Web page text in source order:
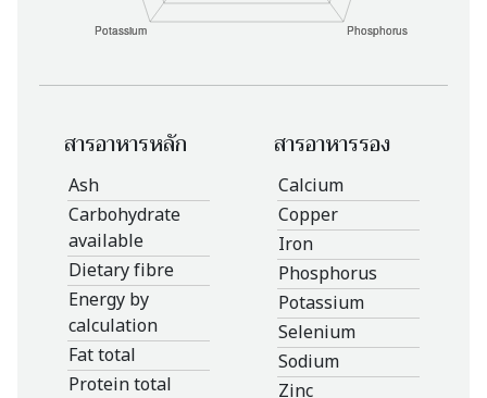
สารอาหารหลัก
Ash
Carbohydrate
available
Dietary fibre
Energy by
calculation
Fat total
Protein total
สารอาหารรอง
Calcium
Copper
Iron
Phosphorus
Potassium
Selenium
Sodium
Zinc